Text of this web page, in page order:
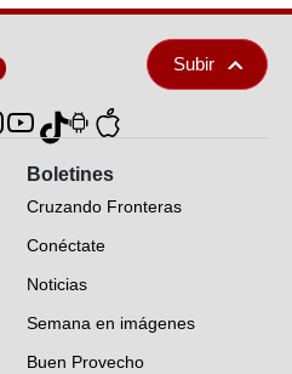
Subir
Boletines
Cruzando Fronteras
Conéctate
Noticias
Semana en imágenes
Buen Provecho